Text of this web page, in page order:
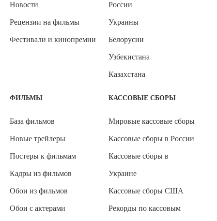
Новости
Рецензии на фильмы
Фестивали и кинопремии
России
Украины
Белорусии
Узбекистана
Казахстана
ФИЛЬМЫ
База фильмов
Новые трейлеры
Постеры к фильмам
Кадры из фильмов
Обои из фильмов
Обои с актерами
КАССОВЫЕ СБОРЫ
Мировые кассовые сборы
Кассовые сборы в России
Кассовые сборы в
Украине
Кассовые сборы США
Рекорды по кассовым